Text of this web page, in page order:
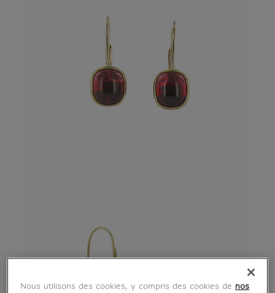
Nous utilisons des cookies, y compris des cookies de nos